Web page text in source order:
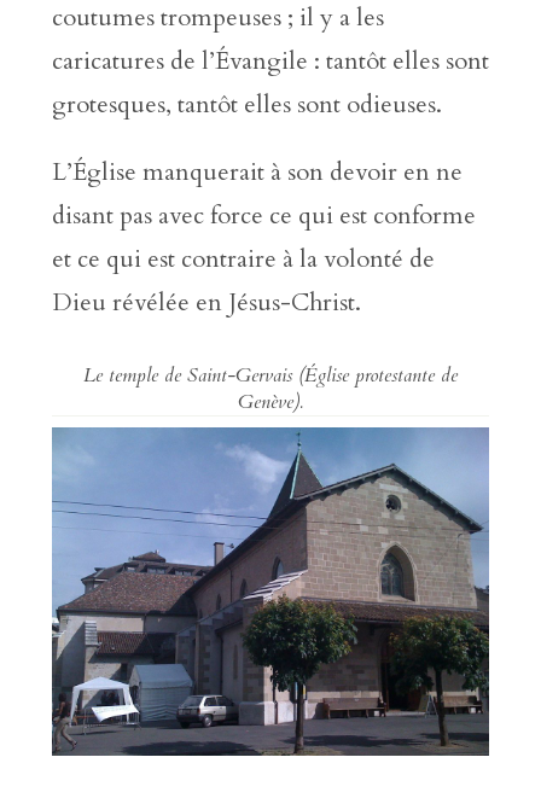
coutumes trompeuses ; il y a les
caricatures de l’Évangile : tantôt elles sont
grotesques, tantôt elles sont odieuses.
L’Église manquerait à son devoir en ne
disant pas avec force ce qui est conforme
et ce qui est contraire à la volonté de
Dieu révélée en Jésus-Christ.
Le temple de Saint-Gervais (Église protestante de
Genève).